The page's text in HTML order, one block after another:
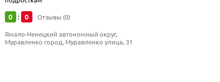
0 : 0 Отзывы (0)
Ямало-Ненецкий автономный округ,
Муравленко город, Муравленко улица, 31